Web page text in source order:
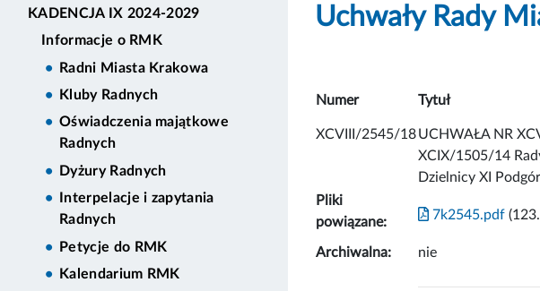
KADENCJA IX 2024-2029
Informacje o RMK
Radni Miasta Krakowa
Kluby Radnych
Oświadczenia majątkowe
Radnych
Dyżury Radnych
Interpelacje i zapytania
Radnych
Petycje do RMK
Kalendarium RMK
Uchwały Rady
Numer Tytuł
XCVIII/2545/18UCHWAŁA NR
XCIX/1505/14
Dzielnicy XI
Pliki
powiązane:
7k2545.pdf
Archiwalna: nie